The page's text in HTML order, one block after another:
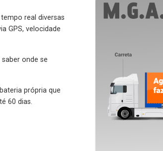
real diversas
velocidade
onde se
própria que
60 dias.